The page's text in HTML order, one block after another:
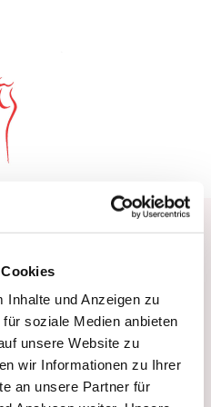
Inhalte und Anzeigen zu
soziale Medien anbieten
unsere Website zu
wir Informationen zu Ihrer
an unsere Partner für
M1
für alle Fragen rund
Wohlbefinden bietet. In
können Themen
Verhütung, Sexualität
offen besprochen
zur Seite und
ernst genommen